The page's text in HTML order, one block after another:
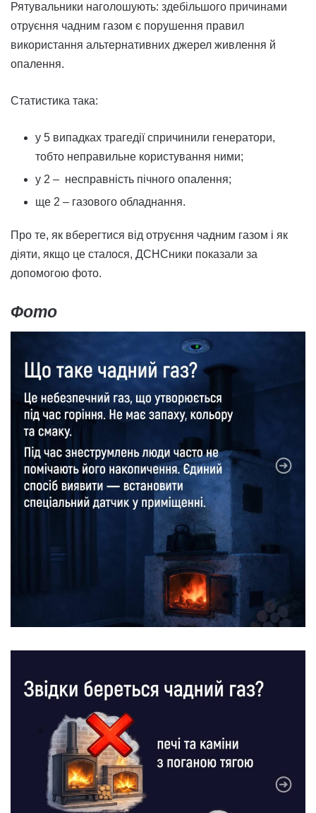
Рятувальники наголошують: здебільшого причинами
отруєння чадним газом є порушення правил
використання альтернативних джерел живлення й
опалення.
Статистика така:
у 5 випадках трагедії спричинили генератори,
тобто неправильне користування ними;
у 2 – несправність пічного опалення;
ще 2 – газового обладнання.
Про те, як вберегтися від отруєння чадним газом і як
діяти, якщо це сталося, ДСНСники показали за
допомогою фото.
Фото